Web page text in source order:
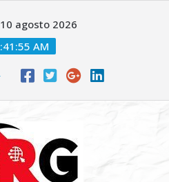
agosto 2026
AM